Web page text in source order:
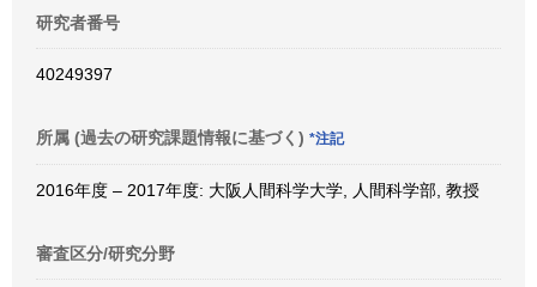
研究者番号
40249397
所属 (過去の研究課題情報に基づく) *注記
2016年度 – 2017年度: 大阪人間科学大学, 人間科学部, 教授
審査区分/研究分野